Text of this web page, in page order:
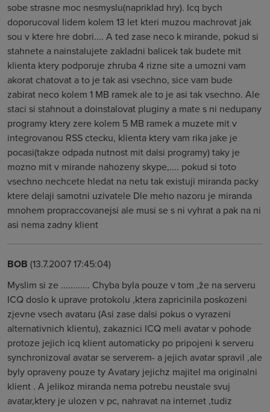
sobe strasne moc nesmyslu(napriklad hry). Icq bych
doporucoval lidem kolem 13 let kteri muzou machrovat jak
sou v ktere hre dobri.... A ted zase neco k mirande, pokud si
stahnete a nainstalujete zakladni balicek tak budete mit
klienta ktery podporuje zhruba 4 rizne site a umozni vam
akorat chatovat a to je tak asi vsechno, sice vam bude
zabirat neco kolem 1 MB ramek ale to je asi tak vsechno. Ale
staci si stahnout a doinstalovat pluginy a mate s ni nedupany
programy ktery zere kolem 5 MB ramek a muzete mit v
integrovanou RSS ctecku, klienta ktery vam rika jake je
pocasi(takze odpada nutnost mit dalsi programy) taky je
mozno mit v mirande nahozeny skype,.... pokud si toto
vsechno nechcete hledat na netu tak existuji miranda packy
ktere delaji samotni uzivatele Dle meho nazoru je miranda
mnohem propraccovanejsi ale musi se s ni vyhrat a pak na ni
asi nema zadny klient
BOB (13.7.2007 17:45:04)
Myslim si ze ............ Chyba byla pouze v tom ,že na serveru
ICQ doslo k uprave protokolu ,ktera zapricinila poskozeni
zjevne vsech avataru (Asi zase dalsi pokus o vyrazeni
alternativnich klientu), zakaznici ICQ meli avatar v pohode
protoze jejich icq klient automaticky po pripojeni k serveru
synchronizoval avatar se serverem- a jejich avatar spravil ,ale
byly opraveny pouze ty Avatary jejichz majitel ma originalni
klient . A jelikoz miranda nema potrebu neustale svuj
avatar,ktery je ulozen v pc, nahravat na internet ,tudiz